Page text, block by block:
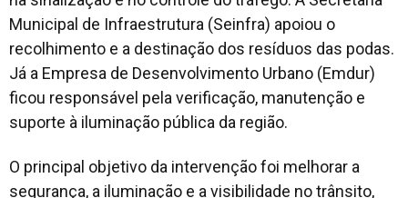
Municipal de Infraestrutura (Seinfra) apoiou o
recolhimento e a destinação dos resíduos das podas.
Já a Empresa de Desenvolvimento Urbano (Emdur)
ficou responsável pela verificação, manutenção e
suporte à iluminação pública da região.
O principal objetivo da intervenção foi melhorar a
segurança, a iluminação e a visibilidade no trânsito,